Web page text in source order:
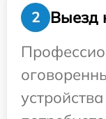
2
Выезд